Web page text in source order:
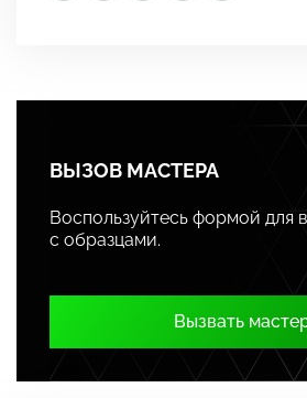
ВЫЗОВ МАСТЕРА
Воспользуйтесь формой для
с образцами.
Вызвать